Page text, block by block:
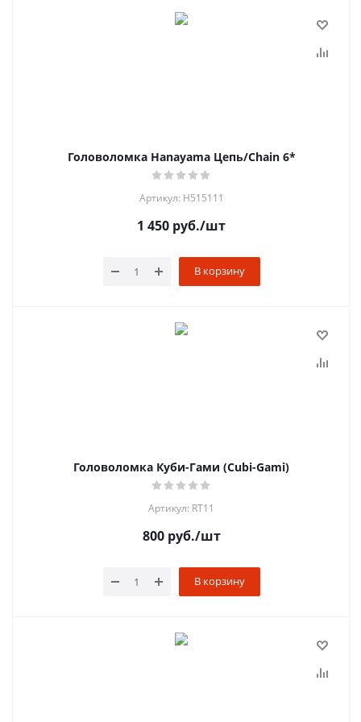
Головоломка Hanayama Цепь/Chain 6*
Артикул: H515111
1 450 руб./шт
В корзину
Головоломка Куби-Гами (Cubi-Gami)
Артикул: RT11
800руб./шт
В корзину